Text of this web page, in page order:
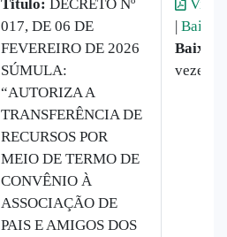
Titulo:
DECRETO Nº
017, DE 06 DE
FEVEREIRO DE 2026
SÚMULA:
“AUTORIZA A
TRANSFERÊNCIA DE
RECURSOS POR
MEIO DE TERMO DE
CONVÊNIO À
ASSOCIAÇÃO DE
PAIS E AMIGOS DOS
| Baixar
vezes